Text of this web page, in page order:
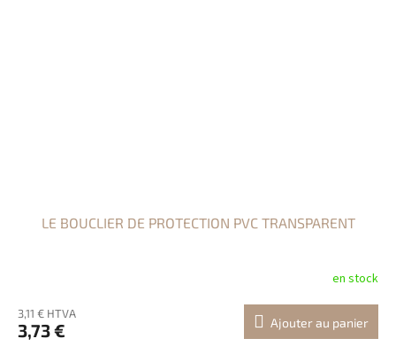
LE BOUCLIER DE PROTECTION PVC TRANSPARENT
en stock
3,11 € HTVA
3,73 € Ajouter au panier